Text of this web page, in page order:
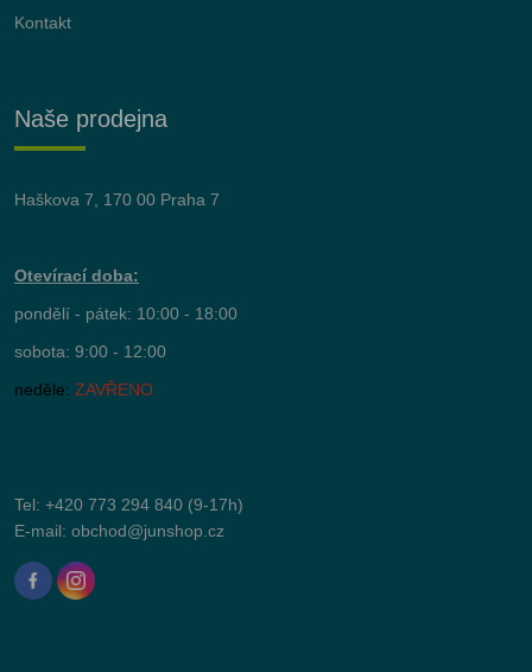
Kontakt
Naše prodejna
Haškova 7, 170 00 Praha 7
Otevírací doba:
pondělí - pátek: 10:00 - 18:00
sobota: 9:00 - 12:00
neděle: ZAVŘENO
Tel: +420 773 294 840 (9-17h)
E-mail: obchod@junshop.cz